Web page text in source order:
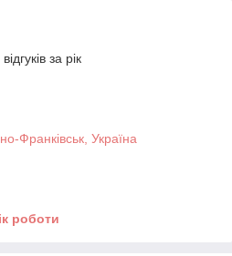
за рік
Франківськ, Україна
роботи